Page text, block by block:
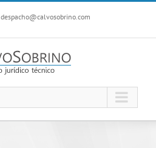
despacho@calvosobrino.com